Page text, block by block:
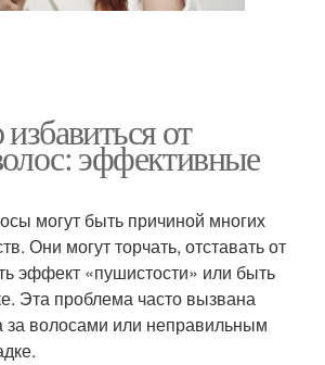
от
эффективные
могут быть причиной многих
Они могут торчать, отставать от
эффект «пушистости» или быть
Эта проблема часто вызвана
за волосами или неправильным